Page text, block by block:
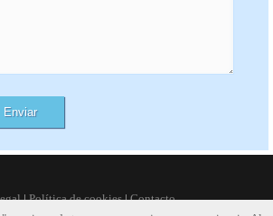
|Política de cookies|Contacto